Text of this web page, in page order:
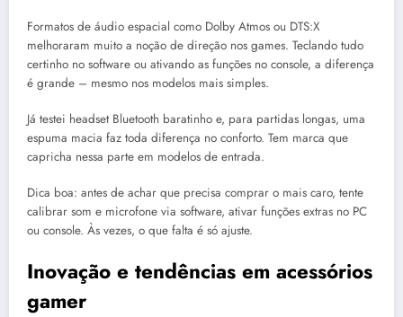
Formatos de áudio espacial como Dolby Atmos ou DTS:X
melhoraram muito a noção de direção nos games. Teclando tudo
certinho no software ou ativando as funções no console, a diferença
é grande – mesmo nos modelos mais simples.
Já testei headset Bluetooth baratinho e, para partidas longas, uma
espuma macia faz toda diferença no conforto. Tem marca que
capricha nessa parte em modelos de entrada.
Dica boa: antes de achar que precisa comprar o mais caro, tente
calibrar som e microfone via software, ativar funções extras no PC
ou console. Às vezes, o que falta é só ajuste.
Inovação e tendências em acessórios
gamer